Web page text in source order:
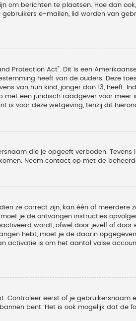
om berichten te plaatsen. Hoe dan
e-mailen, lid worden van
Protection Act". Dit is een
heeft van de ouders. Deze
van hun kind, jonger dan 13, heeft.
een juridisch raadgever voor meer
is voor deze wetgeving, tenzij dit
die je opgeeft verboden.
Neem contact op met de
ze correct zijn, kan één of meerdere
je de ontvangen instructies
wordt, ofwel door jezelf of
hebt, moet je de daarin
activatie is om het aantal valse
Controleer eerst of je
bent. Het is ook mogelijk dat